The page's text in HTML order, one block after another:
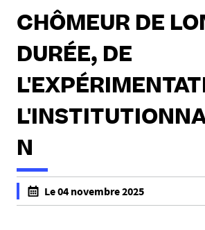
CHÔMEUR DE
DURÉE, DE
N
Le 04 novembre 2025
f